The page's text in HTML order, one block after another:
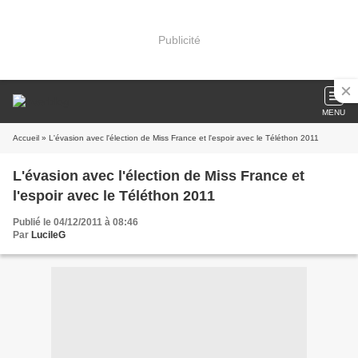
Publicité
MENU
Accueil » L'évasion avec l'élection de Miss France et l'espoir avec le Téléthon 2011
L'évasion avec l'élection de Miss France et
l'espoir avec le Téléthon 2011
Publié le 04/12/2011 à 08:46
Par LucileG